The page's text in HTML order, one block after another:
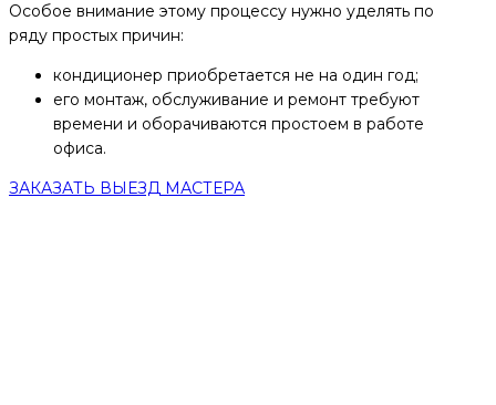
Особое внимание этому процессу нужно уделять по
ряду простых причин:
кондиционер приобретается не на один год;
его монтаж, обслуживание и ремонт требуют
времени и оборачиваются простоем в работе
офиса.
ЗАКАЗАТЬ ВЫЕЗД МАСТЕРА